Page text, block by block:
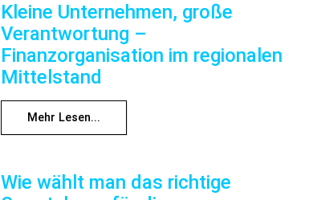
Kleine Unternehmen, große
Verantwortung –
Finanzorganisation im regionalen
Mittelstand
Mehr Lesen...
Wie wählt man das richtige